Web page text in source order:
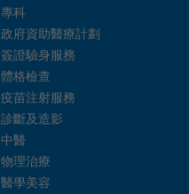
專科
政府資助醫療計劃
簽證驗身服務
體格檢查
疫苗注射服務
診斷及造影
中醫
物理治療
醫學美容